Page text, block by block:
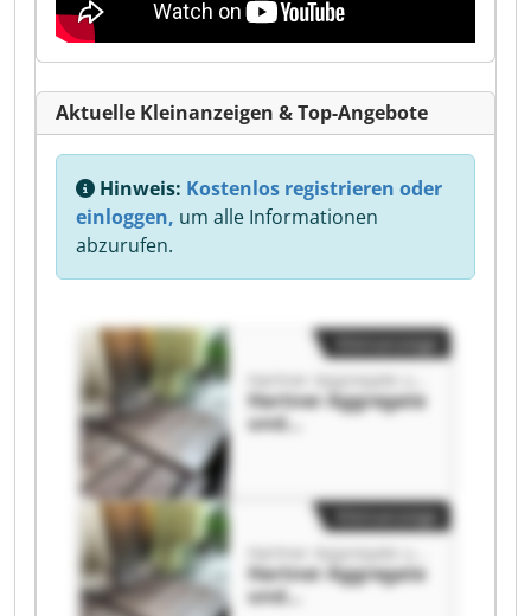
Aktuelle Kleinanzeigen & Top-Angebote
Hinweis: Kostenlos registrieren oder
einloggen, um alle Informationen
abzurufen.
Hartner Aggregate
und
Aggregate und
Industrietechnik
Hartner Aggregate
und